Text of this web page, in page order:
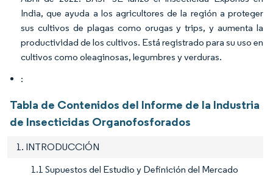
India, que ayuda a los agricultores de la región a proteger
sus cultivos de plagas como orugas y trips, y aumenta la
productividad de los cultivos. Está registrado para su uso en
cultivos como oleaginosas, legumbres y verduras.
:
Tabla de Contenidos del Informe de la Industria
de Insecticidas Organofosforados
1. INTRODUCCIÓN
1.1 Supuestos del Estudio y Definición del Mercado